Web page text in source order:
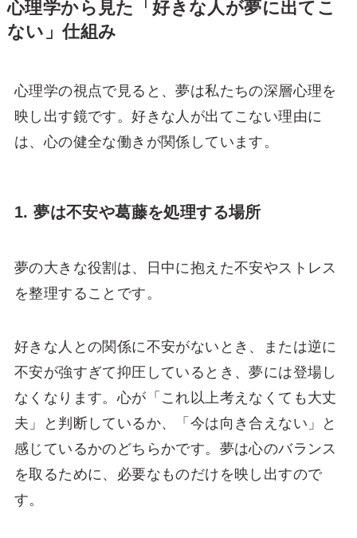
心理学から見た「好きな人が夢に出てこ
ない」仕組み
心理学の視点で見ると、夢は私たちの深層心理を
映し出す鏡です。好きな人が出てこない理由に
は、心の健全な働きが関係しています。
1. 夢は不安や葛藤を処理する場所
夢の大きな役割は、日中に抱えた不安やストレス
を整理することです。
好きな人との関係に不安がないとき、または逆に
不安が強すぎて抑圧しているとき、夢には登場し
なくなります。心が「これ以上考えなくても大丈
夫」と判断しているか、「今は向き合えない」と
感じているかのどちらかです。夢は心のバランス
を取るために、必要なものだけを映し出すので
す。